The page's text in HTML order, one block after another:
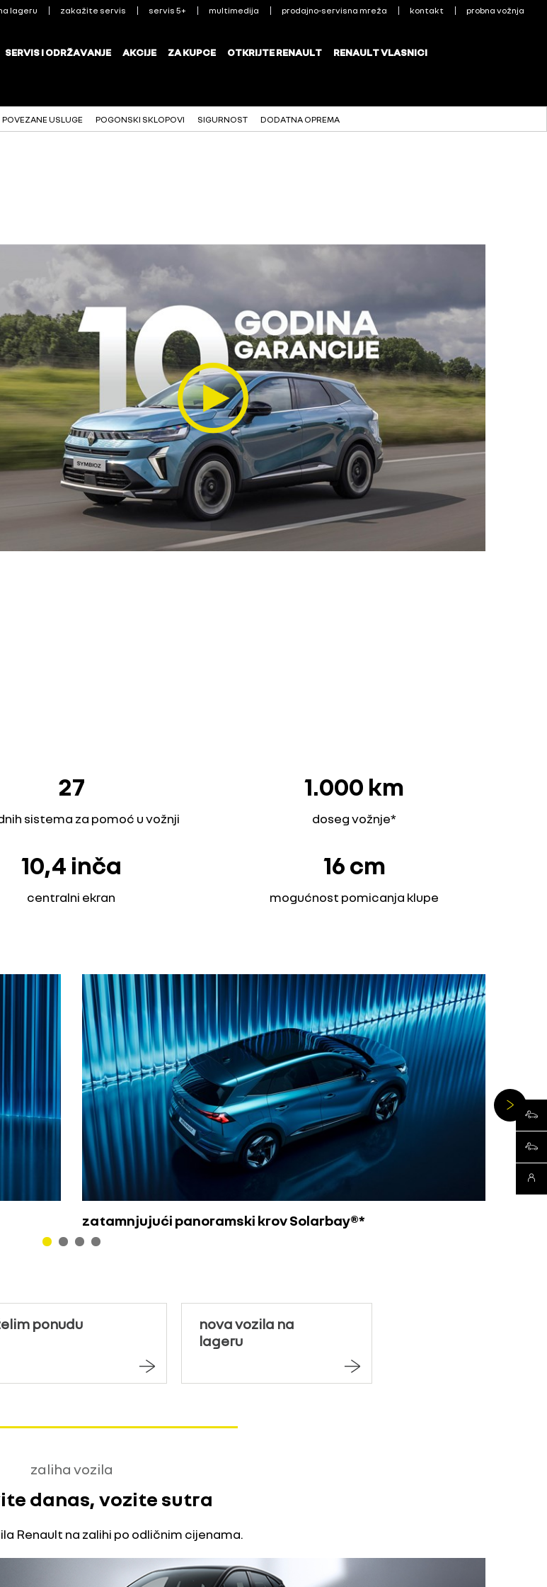
POVEZANE USLUGE POGONSKI SKLOPOVI SIGURNOST DODATNA OPREMA
27
sistema za pomoć u vožnji
1.000 km
doseg vožnje*
10,4 inča
centralni ekran
16 cm
mogućnost pomicanja klupe
zatamnjujući panoramski krov Solarbay®*
ponudu
nova vozila na
lageru
zaliha vozila
danas, vozite sutra
Renault na zalihi po odličnim cijenama.